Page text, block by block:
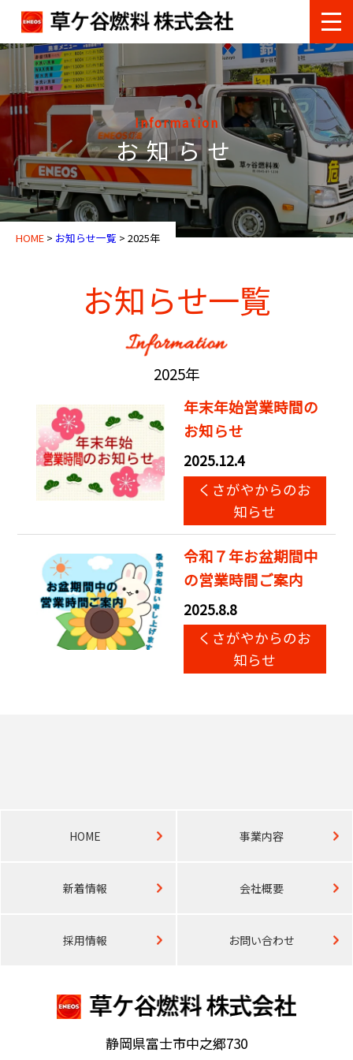
Information
お知らせ
HOME > お知らせ一覧 > 2025年
お知らせ一覧
2025年
年末年始営業時間の
お知らせ
2025.12.4
くさがやからのお
知らせ
令和７年お盆期間中
の営業時間ご案内
2025.8.8
くさがやからのお
知らせ
静岡県富士市中之郷730
HOME 事業内容
新着情報 会社概要
採用情報 お問い合わせ